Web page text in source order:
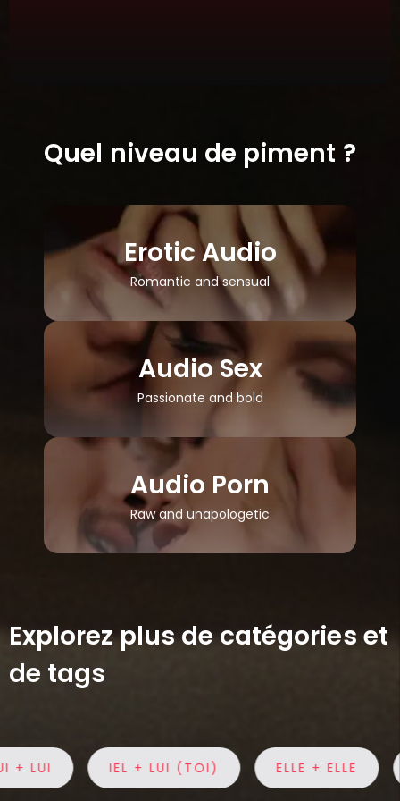
Quel niveau de piment ?
Erotic Audio
Romantic and sensual
Audio Sex
Passionate and bold
Audio Porn
Raw and unapologetic
Explorez plus de catégories et
de tags
LUI IEL + LUI (TOI) ELLE + ELLE